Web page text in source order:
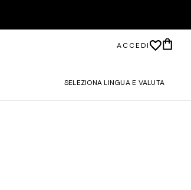
ACCEDI
SELEZIONA LINGUA E VALUTA